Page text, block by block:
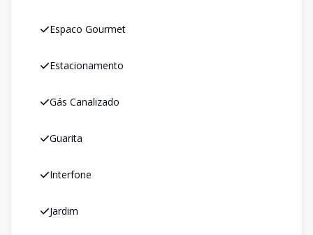
Espaco Gourmet
Estacionamento
Gás Canalizado
Guarita
Interfone
Jardim